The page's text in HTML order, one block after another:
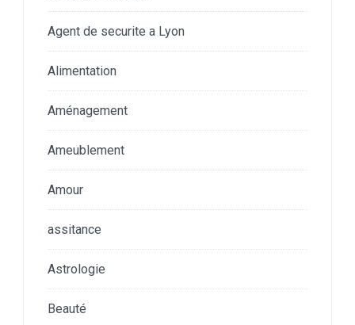
Agent de securite a Lyon
Alimentation
Aménagement
Ameublement
Amour
assitance
Astrologie
Beauté